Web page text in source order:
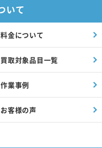
家具回収
引越しサポート
リフォーム・
遺品整理
解体工事